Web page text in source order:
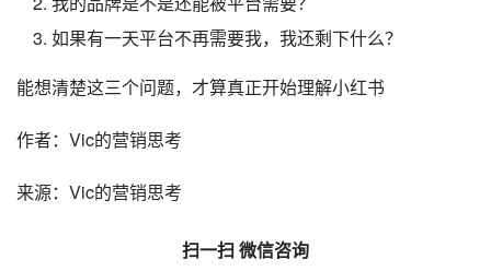
如果有一天平台不再需要我，我还剩下什么？
能想清楚这三个问题，才算真正开始理解小红书
作者：Vic的营销思考
来源：Vic的营销思考
扫一扫 微信咨询